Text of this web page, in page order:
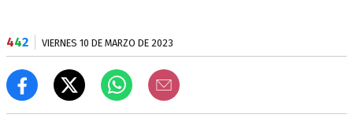
442 VIERNES 10 DE MARZO DE 2023